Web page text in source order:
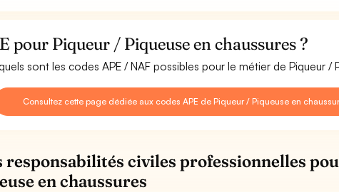
pour Piqueur / Piqueuse en chaussures ?
sont les codes APE / NAF possibles pour le métier de Piqueur /
Consultez cette page dédiée aux codes APE de Piqueur / Piqueuse en
responsabilités civiles professionnelles
en chaussures